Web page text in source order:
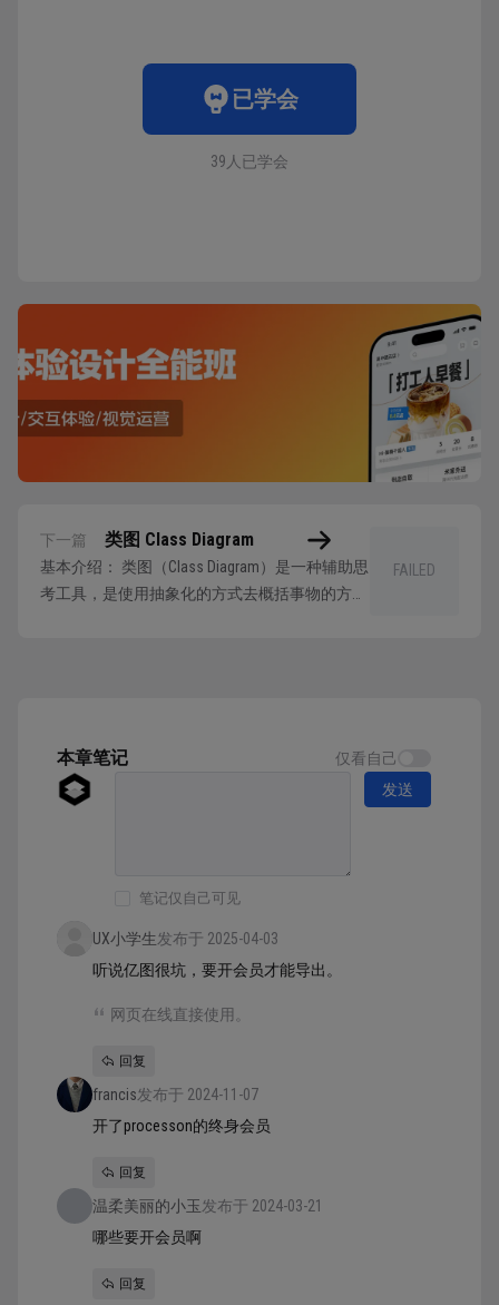
已学会
39人已学会
下一篇 类图 Class Diagram
基本介绍： 类图（Class Diagram）是一种辅助思
考工具，是使用抽象化的方式去概括事物的方
FAILED
本章笔记 仅看自己
笔记仅自己可见
发送
UX小学生发布于 2025-04-03
听说亿图很坑，要开会员才能导出。
网页在线直接使用。
回复
francis发布于 2024-11-07
开了processon的终身会员
回复
温柔美丽的小玉发布于 2024-03-21
哪些要开会员啊
回复